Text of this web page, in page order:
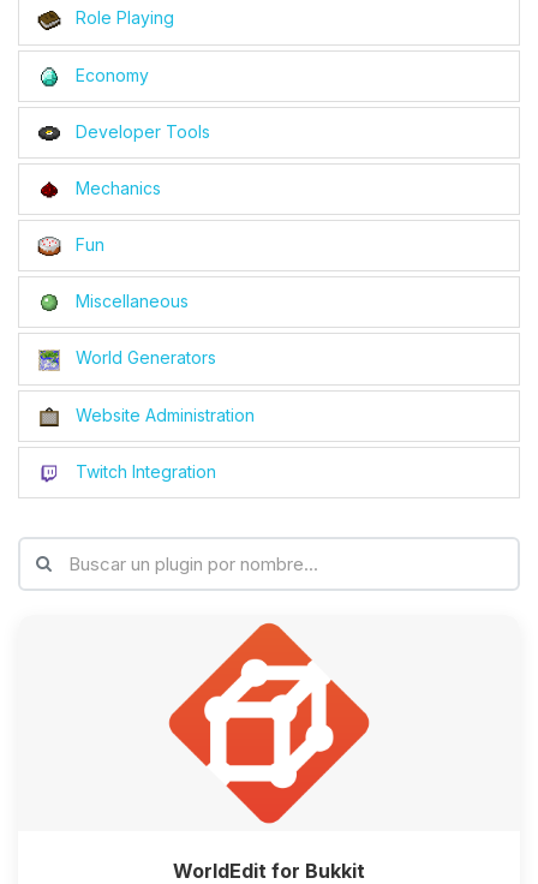
Role Playing
Economy
Developer Tools
Mechanics
Fun
Miscellaneous
World Generators
Website Administration
Twitch Integration
WorldEdit for Bukkit